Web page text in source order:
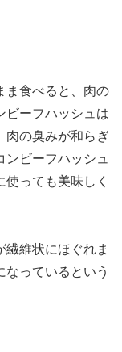
ま食べると、肉の
ビーフハッシュは
肉の臭みが和らぎ
ビーフハッシュ
っても美味しく
繊維状にほぐれま
っているという